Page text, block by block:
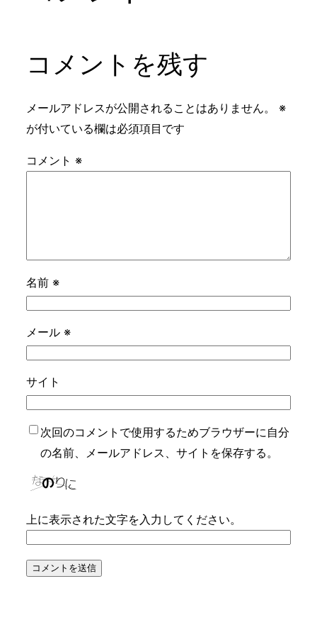
コメントを残す
メールアドレスが公開されることはありません。
※
が付いている欄は必須項目です
コメント ※
名前 ※
メール ※
サイト
次回のコメントで使用するためブラウザーに自分
の名前、メールアドレス、サイトを保存する。
上に表示された文字を入力してください。